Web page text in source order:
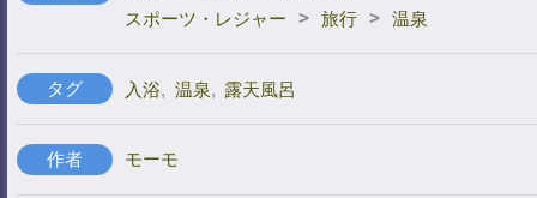
スポーツ・レジャー
> 旅行 > 温泉
タグ 入浴, 温泉, 露天風呂
作者 モーモ